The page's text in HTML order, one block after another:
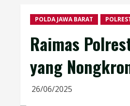
POLDA JAWA BARAT
Raimas
yang
26/06/2025